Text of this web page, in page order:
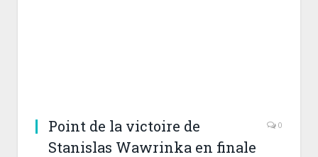
Point de la victoire de
Stanislas Wawrinka en finale
0